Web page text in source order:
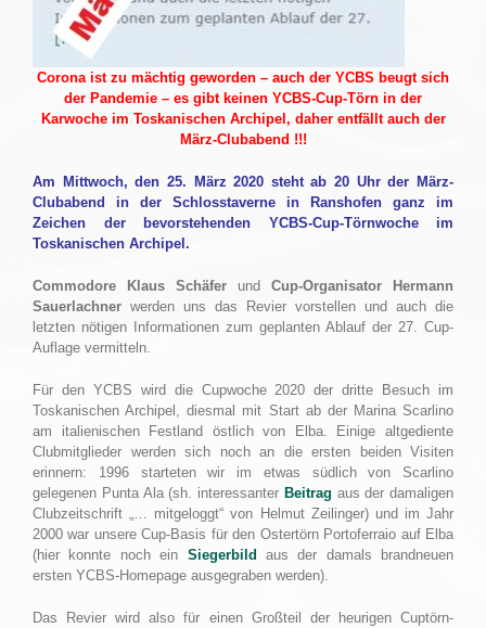
Corona ist zu mächtig geworden – auch der YCBS beugt sich
der Pandemie – es gibt keinen YCBS-Cup-Törn in der
Karwoche im Toskanischen Archipel, daher entfällt auch der
März-Clubabend !!!
Am Mittwoch, den 25. März 2020 steht ab 20 Uhr der März-
Clubabend in der Schlosstaverne in Ranshofen ganz im
Zeichen der bevorstehenden YCBS-Cup-Törnwoche im
Toskanischen Archipel.
Commodore Klaus Schäfer und Cup-Organisator Hermann
Sauerlachner werden uns das Revier vorstellen und auch die
letzten nötigen Informationen zum geplanten Ablauf der 27. Cup-
Auflage vermitteln.
Für den YCBS wird die Cupwoche 2020 der dritte Besuch im
Toskanischen Archipel, diesmal mit Start ab der Marina Scarlino
am italienischen Festland östlich von Elba. Einige altgediente
Clubmitglieder werden sich noch an die ersten beiden Visiten
erinnern: 1996 starteten wir im etwas südlich von Scarlino
gelegenen Punta Ala (sh. interessanter Beitrag aus der damaligen
Clubzeitschrift „… mitgeloggt“ von Helmut Zeilinger) und im Jahr
2000 war unsere Cup-Basis für den Ostertörn Portoferraio auf Elba
(hier konnte noch ein Siegerbild aus der damals brandneuen
ersten YCBS-Homepage ausgegraben werden).
Das Revier wird also für einen Großteil der heurigen Cuptörn-